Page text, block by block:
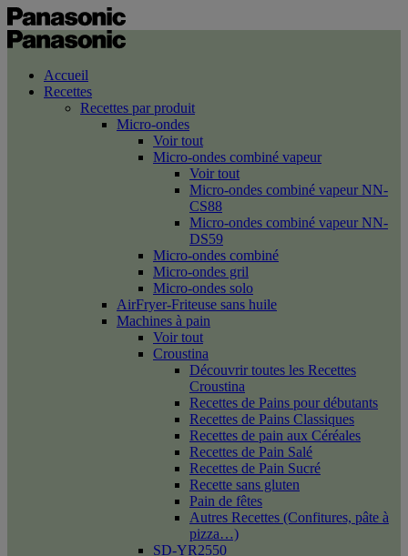
Accueil
Recettes
Recettes par produit
Micro-ondes
Voir tout
Micro-ondes combiné vapeur
Voir tout
Micro-ondes combiné vapeur NN-
CS88
Micro-ondes combiné vapeur NN-
DS59
Micro-ondes combiné
Micro-ondes gril
Micro-ondes solo
AirFryer-Friteuse sans huile
Machines à pain
Voir tout
Croustina
Découvrir toutes les Recettes
Croustina
Recettes de Pains pour débutants
Recettes de Pains Classiques
Recettes de pain aux Céréales
Recettes de Pain Salé
Recettes de Pain Sucré
Recette sans gluten
Pain de fêtes
Autres Recettes (Confitures, pâte à
pizza…)
SD-YR2550